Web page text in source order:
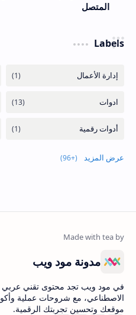
المتصل
Labels
عرض المزيد
مدونة مود ويب
في مود ويب تجد محتوى تقني عربي
الاصطناعي، مع شروحات عملية
موقعك وتحسين تجربتك الرقمية.